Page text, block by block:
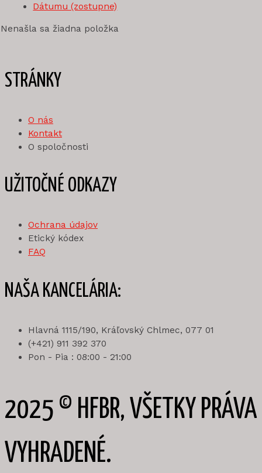
Dátumu (zostupne)
Nenašla sa žiadna položka
STRÁNKY
O nás
Kontakt
O spoločnosti
UŽITOČNÉ ODKAZY
Ochrana údajov
Etický kódex
FAQ
NAŠA KANCELÁRIA:
Hlavná 1115/190, Kráľovský Chlmec, 077 01
(+421) 911 392 370
Pon - Pia : 08:00 - 21:00
2025 © HFBR, VŠETKY PRÁVA
VYHRADENÉ.